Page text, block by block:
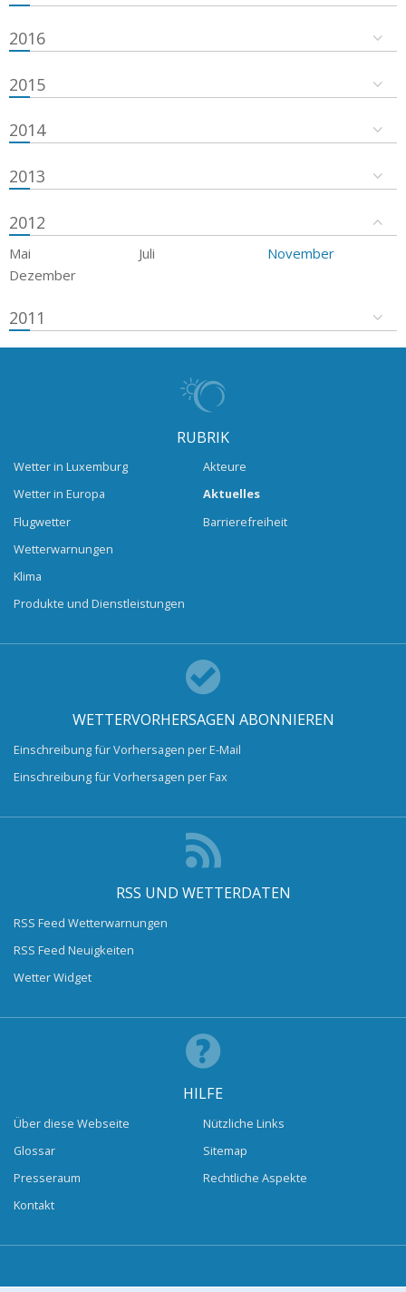
2016
2015
2014
2013
2012
Mai Juli
November
Dezember
2011
RUBRIK
Wetter in Luxemburg
Wetter in Europa
Flugwetter
Wetterwarnungen
Klima
Produkte und Dienstleistungen
Akteure
Aktuelles
Barrierefreiheit
WETTERVORHERSAGEN ABONNIEREN
Einschreibung für Vorhersagen per E-Mail
Einschreibung für Vorhersagen per Fax
RSS UND WETTERDATEN
RSS Feed Wetterwarnungen
RSS Feed Neuigkeiten
Wetter Widget
HILFE
Über diese Webseite
Glossar
Presseraum
Kontakt
Nützliche Links
Sitemap
Rechtliche Aspekte